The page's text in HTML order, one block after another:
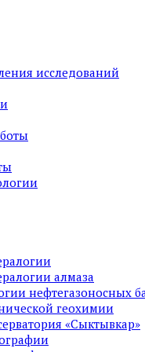
исследований
алмаза
нефтегазоносных
геохимии
«Сыктывкар»